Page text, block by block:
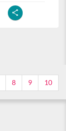
8 9 10